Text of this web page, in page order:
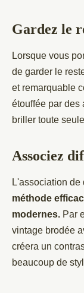
Gardez le
Lorsque vous
de garder le
et remarquable
étouffée par des
briller toute
Associez
L'association de
méthode
modernes. Par
vintage brodée
créera un
beaucoup de